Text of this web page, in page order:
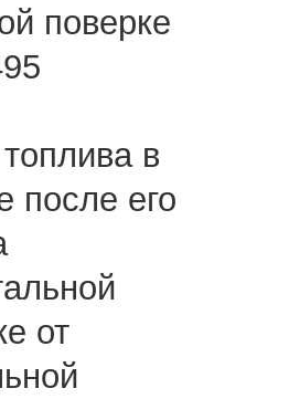
поверке
в
после его
от